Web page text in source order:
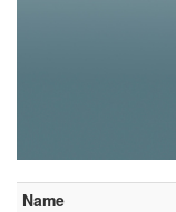
Name